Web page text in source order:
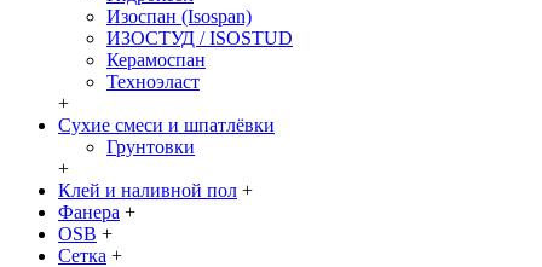
Изоспан (Isospan)
ИЗОСТУД / ISOSTUD
Керамоспан
Техноэласт
+
Сухие смеси и шпатлёвки
Грунтовки
+
Клей и наливной пол +
Фанера +
OSB +
Сетка +